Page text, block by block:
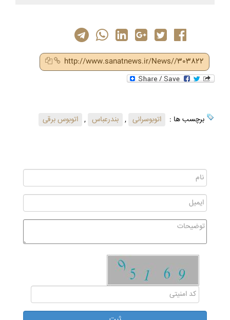
http://www.sanatnews.ir/News//303822
برچسب ها : اتوبوسرانی , بندرعباس , اتوبوس برقی